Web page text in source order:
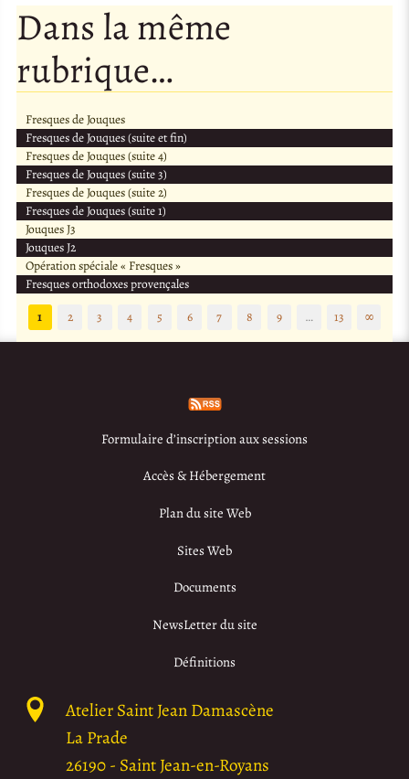
Dans la même
rubrique…
Fresques de Jouques
Fresques de Jouques (suite et fin)
Fresques de Jouques (suite 4)
Fresques de Jouques (suite 3)
Fresques de Jouques (suite 2)
Fresques de Jouques (suite 1)
Jouques J3
Jouques J2
Opération spéciale « Fresques »
Fresques orthodoxes provençales
1
2 3 4 5 6 7 8 9 … 13 ∞
Formulaire d’inscription aux sessions
Accès & Hébergement
Plan du site Web
Sites Web
Documents
NewsLetter du site
Définitions
Atelier Saint Jean Damascène
La Prade
26190- Saint Jean-en-Royans